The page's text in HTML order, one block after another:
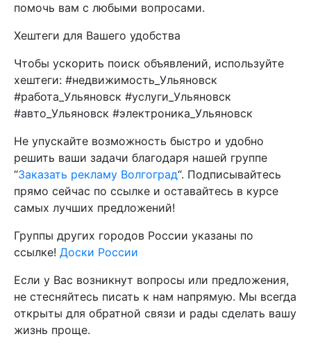
помочь вам с любыми вопросами.
Хештеги для Вашего удобства
Чтобы ускорить поиск объявлений, используйте
хештеги: #недвижимость_Ульяновск
#работа_Ульяновск #услуги_Ульяновск
#авто_Ульяновск #электроника_Ульяновск
Не упускайте возможность быстро и удобно
решить ваши задачи благодаря нашей группе
“Заказать рекламу Волгоград“. Подписывайтесь
прямо сейчас по ссылке и оставайтесь в курсе
самых лучших предложений!
Группы других городов России указаны по
ссылке! Доски России
Если у Вас возникнут вопросы или предложения,
не стесняйтесь писать к нам напрямую. Мы всегда
открыты для обратной связи и рады сделать вашу
жизнь проще.